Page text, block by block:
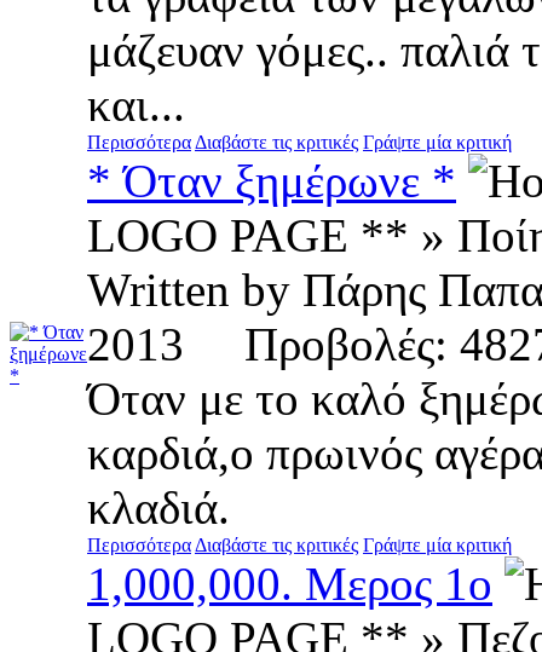
μάζευαν γόμες.. παλιά
και...
Περισσότερα Διαβάστε τις κριτικές Γράψτε μία κριτική
* Όταν ξημέρωνε *
LOGO PAGE ** »
Written by Πάρης
2013 Προβολές:
Όταν με το καλό
καρδιά,ο πρωινός
κλαδιά.
Περισσότερα Διαβάστε τις κριτικές Γράψτε μία κριτική
1,000,000. Μερος 1ο
LOGO PAGE ** »